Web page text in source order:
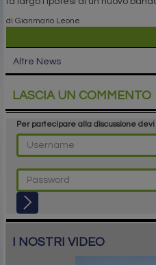
di Gianmario Leone
Altre News
LASCIA UN COMMENTO
Per partecipare alla discussione
I NOSTRI VIDEO